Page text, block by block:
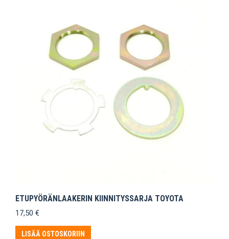
ETUPYÖRÄNLAAKERIN KIINNITYSSARJA TOYOTA
17,50 €
LISÄÄ OSTOSKORIIN